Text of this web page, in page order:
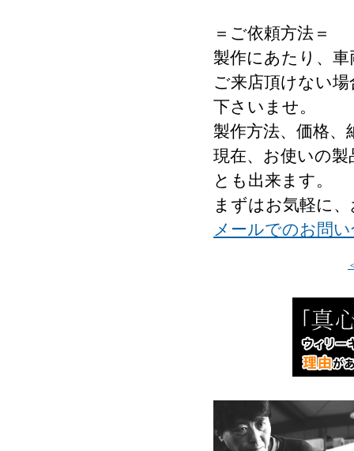
＝ご依頼方法＝
製作にあたり、
ご来店頂けない
下さいませ。
製作方法、価格
現在、お使いの
とも出来ます。
まずはお気軽に
メールでのお問